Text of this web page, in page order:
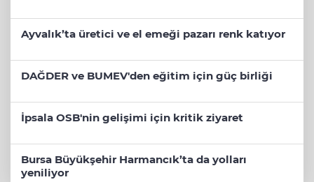
Ayvalık’ta üretici ve el emeği pazarı renk katıyor
DAĞDER ve BUMEV'den eğitim için güç birliği
İpsala OSB'nin gelişimi için kritik ziyaret
Bursa Büyükşehir Harmancık’ta da yolları
yeniliyor